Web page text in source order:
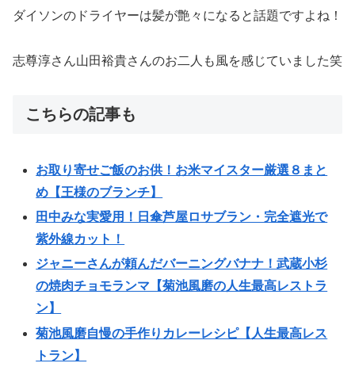
ダイソンのドライヤーは髪が艶々になると話題ですよね！
志尊淳さん山田裕貴さんのお二人も風を感じていました笑
こちらの記事も
お取り寄せご飯のお供！お米マイスター厳選８まと
め【王様のブランチ】
田中みな実愛用！日傘芦屋ロサブラン・完全遮光で
紫外線カット！
ジャニーさんが頼んだバーニングバナナ！武蔵小杉
の焼肉チョモランマ【菊池風磨の人生最高レストラ
ン】
菊池風磨自慢の手作りカレーレシピ【人生最高レス
トラン】